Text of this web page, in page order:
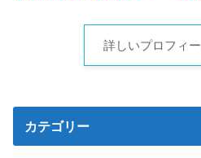
詳しいプロフィ
カテゴリー